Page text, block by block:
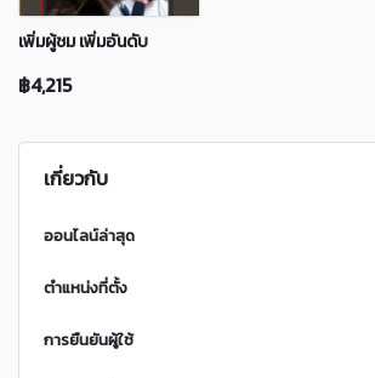
เพิ่มผู้ชม เพิ่มอันดับ
฿4,215
เกี่ยวกับ
ออนไลน์ล่าสุด
ตำแหน่งที่ตั้ง
การยืนยันผู้ใช้